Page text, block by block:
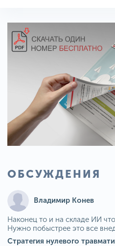
ОБСУЖДЕНИЯ
Владимир Конев
Наконец то и на складе ИИ
Нужно побыстрее это все